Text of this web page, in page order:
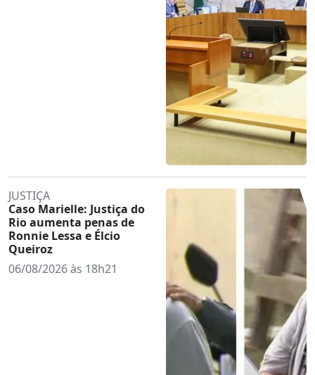
JUSTIÇA
Caso Marielle: Justiça do
Rio aumenta penas de
Ronnie Lessa e Élcio
Queiroz
06/08/2026 às 18h21